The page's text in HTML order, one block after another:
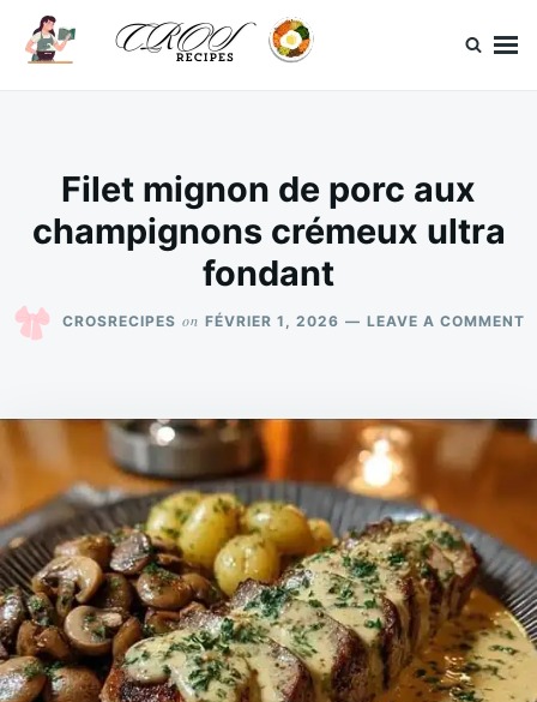
SkipSearch
for:
Filet mignon de porc aux
champignons crémeux ultra
fondant
CROSRECIPES on FÉVRIER 1, 2026 LEAVE A COMMENT